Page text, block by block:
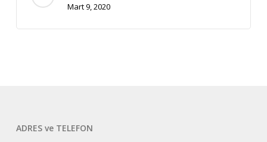
Mart 9, 2020
ADRES ve TELEFON